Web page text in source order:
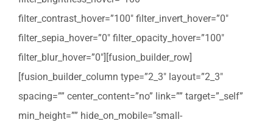
filter_contrast_hover=”100″ filter_invert_hover=”0″
filter_sepia_hover=”0″ filter_opacity_hover=”100″
filter_blur_hover=”0″][fusion_builder_row]
[fusion_builder_column type=”2_3″ layout=”2_3″
spacing=”” center_content=”no” link=”” target=”_self”
min_height=”” hide_on_mobile=”small-